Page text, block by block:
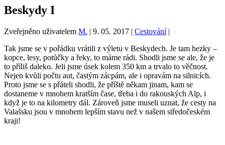
Beskydy I
Zveřejněno uživatelem M. | 9. 05. 2017 | Cestování|
Tak jsme se v pořádku vrátili z výletu v Beskydech. Je tam hezky –
kopce, lesy, potůčky a řeky, to máme rádi. Shodli jsme se ale, že je
to příliš daleko. Jeli jsme úsek kolem 350 km a trvalo to věčnost.
Nejen kvůli počtu aut, častým zácpám, ale i opravám na silnicích.
Proto jsme se s přáteli shodli, že příště někam jinam, kam se
dostaneme v mnohem kratším čase, třeba i do rakouských Alp, i
když je to na kilometry dál. Zároveň jsme museli uznat, že cesty na
Valašsku jsou v mnohem lepším stavu než v našem středočeském
kraji!